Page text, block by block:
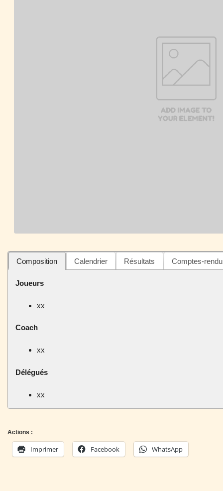
Composition Calendrier Résultats Comptes-
Joueurs
xx
Coach
xx
Délégués
xx
Actions :
Imprimer Facebook WhatsApp